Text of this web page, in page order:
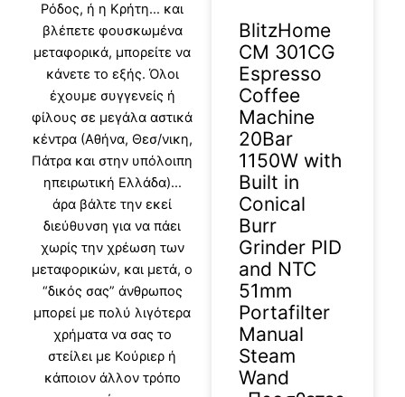
Ρόδος, ή η Κρήτη… και
βλέπετε φουσκωμένα
μεταφορικά, μπορείτε να
κάνετε το εξής. Όλοι
έχουμε συγγενείς ή
φίλους σε μεγάλα αστικά
κέντρα (Αθήνα, Θεσ/νικη,
Πάτρα και στην υπόλοιπη
ηπειρωτική Ελλάδα)…
άρα βάλτε την εκεί
διεύθυνση για να πάει
χωρίς την χρέωση των
μεταφορικών, και μετά, ο
“δικός σας” άνθρωπος
μπορεί με πολύ λιγότερα
χρήματα να σας το
στείλει με Κούριερ ή
κάποιον άλλον τρόπο
BlitzHome
CM 301CG
Espresso
Coffee
Machine
20Bar
1150W with
Built in
Conical
Burr
Grinder PID
and NTC
51mm
Portafilter
Manual
Steam
Wand